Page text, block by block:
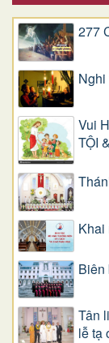
277
Vui
TỘI
Khai
Biên
Tân
lễ tạ